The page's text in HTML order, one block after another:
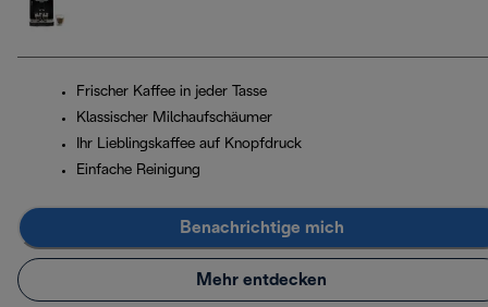
Frischer Kaffee in jeder Tasse
Klassischer Milchaufschäumer
Ihr Lieblingskaffee auf Knopfdruck
Einfache Reinigung
Benachrichtige mich
Mehr entdecken